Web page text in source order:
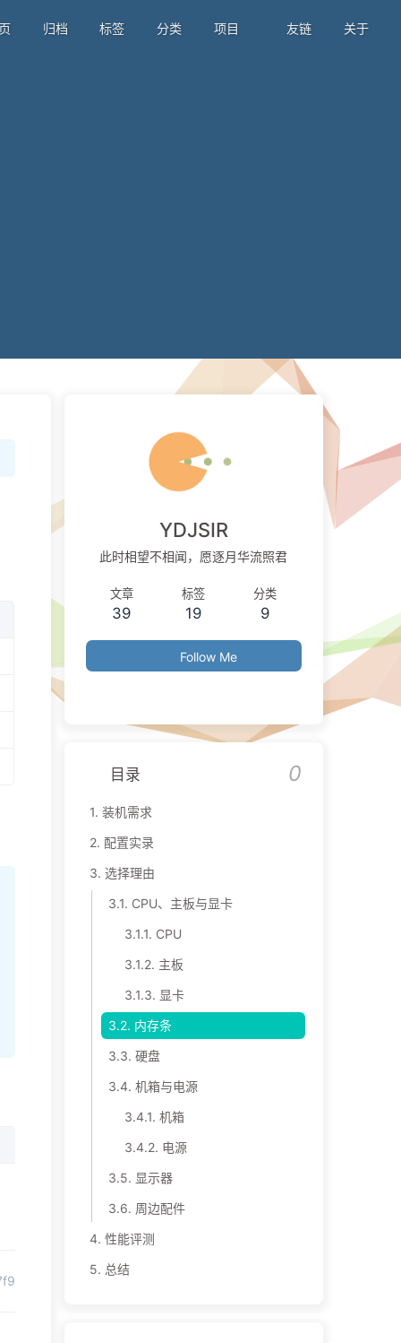
归档 标签 分类 项目 友链 关于
链接与备注
YDJSIR
此时相望不相闻，愿逐月华流照君
文章
39
标签
19
分类
9
Follow Me
目录 0
1. 装机需求
2. 配置实录
3. 选择理由
3.1. CPU、主板与显卡
3.1.1. CPU
3.1.2. 主板
3.1.3. 显卡
3.2. 内存条
3.3. 硬盘
3.4. 机箱与电源
3.4.1. 机箱
3.4.2. 电源
3.5. 显示器
3.6. 周边配件
4. 性能评测
5. 总结